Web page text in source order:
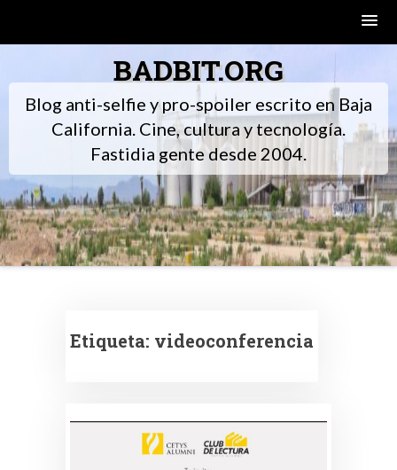
BADBIT.ORG
Blog anti-selfie y pro-spoiler escrito en Baja
California. Cine, cultura y tecnología.
Fastidia gente desde 2004.
Etiqueta: videoconferencia